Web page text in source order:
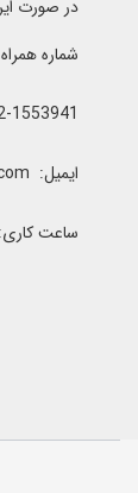
شماره
1553941
ایمیل: clubrenter@gmail.com
ساعت کاری: همه